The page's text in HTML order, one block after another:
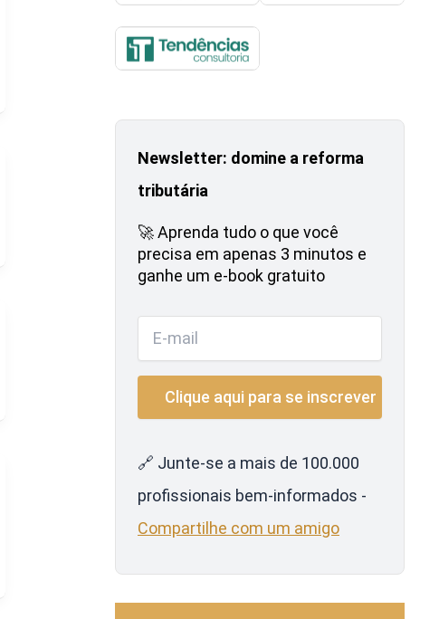
Newsletter: domine a reforma
tributária
🚀 Aprenda tudo o que você
precisa em apenas 3 minutos e
ganhe um e-book gratuito
🔗 Junte-se a mais de 100.000
profissionais bem-informados -
Compartilhe com um amigo